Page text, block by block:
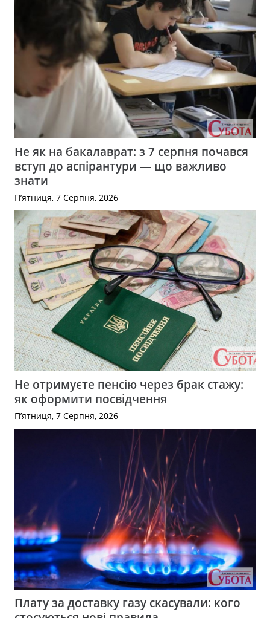
Не як на бакалаврат: з 7 серпня почався
вступ до аспірантури — що важливо
знати
П’ятниця, 7 Серпня, 2026
Не отримуєте пенсію через брак стажу:
як оформити посвідчення
П’ятниця, 7 Серпня, 2026
Плату за доставку газу скасували: кого